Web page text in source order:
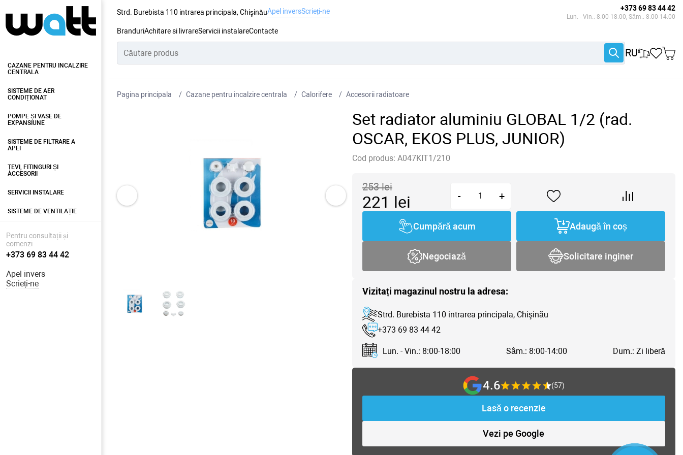
Strd. Burebista 110 intrarea principala, ChişinăuApel inversScrieți-ne +373 69 83 44 42
Lun. - Vin.: 8:00-18:00, Sâm.: 8:00-14:00
BranduriAchitare si livrareServicii instalareContacte
RU
CAZANE PENTRU INCALZIRE
CENTRALA
SISTEME DE AER
CONDIȚIONAT
POMPE ȘI VASE DE
EXPANSIUNE
SISTEME DE FILTRARE A
APEI
ȚEVI, FITINGURI ȘI
ACCESORII
SERVICII INSTALARE
SISTEME DE VENTILAȚIE
Pentru consultații și
comenzi
+373 69 83 44 42
Apel invers
Scrieți-ne
Pagina principala Cazane pentru incalzire centrala Сalorifere Accesorii radiatoare
Set radiator aluminiu GLOBAL 1/2 (rad.
OSCAR, EKOS PLUS, JUNIOR)
Cod produs: A047KIT1/210
253lei
221 lei - +
Cumpără acum Adaugă în coș
Negociază Solicitare inginer
Vizitați magazinul nostru la adresa:
Strd. Burebista 110 intrarea principala, Chişinău
+373 69 83 44 42
Lun. - Vin.: 8:00-18:00 Sâm.: 8:00-14:00 Dum.: Zi liberă
4.6 (57)
Lasă o recenzie
Vezi pe Google